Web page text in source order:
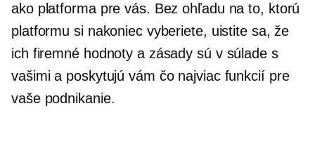
ako platforma pre vás. Bez ohľadu na to, ktorú
platformu si nakoniec vyberiete, uistite sa, že
ich firemné hodnoty a zásady sú v súlade s
vašimi a poskytujú vám čo najviac funkcií pre
vaše podnikanie.